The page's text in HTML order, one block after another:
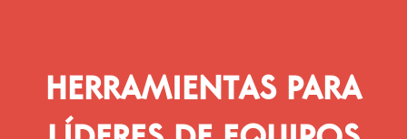
HERRAMIENTAS PARA